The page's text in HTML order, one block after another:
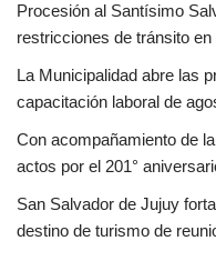
Procesión al Santísimo
restricciones de tránsito en
La Municipalidad abre las
capacitación laboral de
Con acompañamiento de
actos por el 201°
San Salvador de Jujuy
destino de turismo de